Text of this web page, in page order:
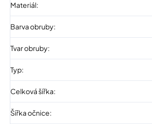
Materiál:
Barva obruby:
Tvar obruby:
Typ:
Celková šířka:
Šířka očnice: